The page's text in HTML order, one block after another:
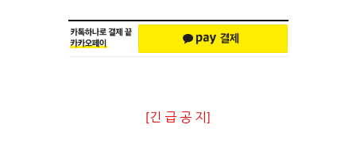
[긴 급 공 지]